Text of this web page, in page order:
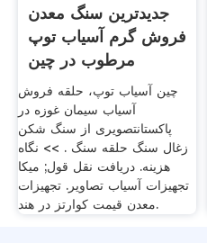
جدیدترین سنگ معدن
فروش گرم آسیاب توپ
مرطوب در چین
چین آسیاب توپ، حلقه ‌فروش
آسیاب سیمان غوزه در
پاکستانتصویری از سنگ شکن
زغال سنگ حلقه سنگ . >> نگاه
هزینه. دریافت نقل قول; میکا
تجهیزات آسیاب تصاویر. تجهیزات
معدن قیمت کوارتز در هند.